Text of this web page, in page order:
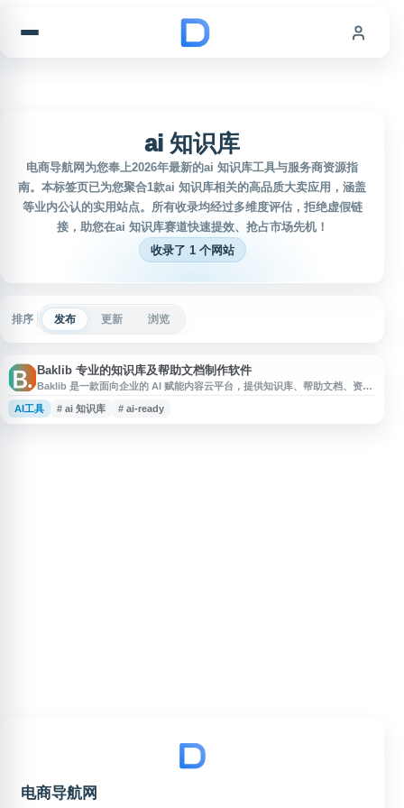
ai 知识库
电商导航网为您奉上2026年最新的ai 知识库工具与服务商资源指
南。本标签页已为您聚合1款ai 知识库相关的高品质大卖应用，涵盖
等业内公认的实用站点。所有收录均经过多维度评估，拒绝虚假链
接，助您在ai 知识库赛道快速提效、抢占市场先机！
收录了 1 个网站
排序 发布 更新 浏览
Baklib 专业的知识库及帮助文档制作软件
Baklib 是一款面向企业的 AI 赋能内容云平台，提供知识库、帮助文档、资源
库、应用库等内容管理能力。平台支持内部知识沉淀、数字资产管理、网站与
品牌门户构建、客户服务文档发布等场景，帮助团队统一管理、组织和分发内
AI工具 # ai 知识库 # ai-ready
电商导航网